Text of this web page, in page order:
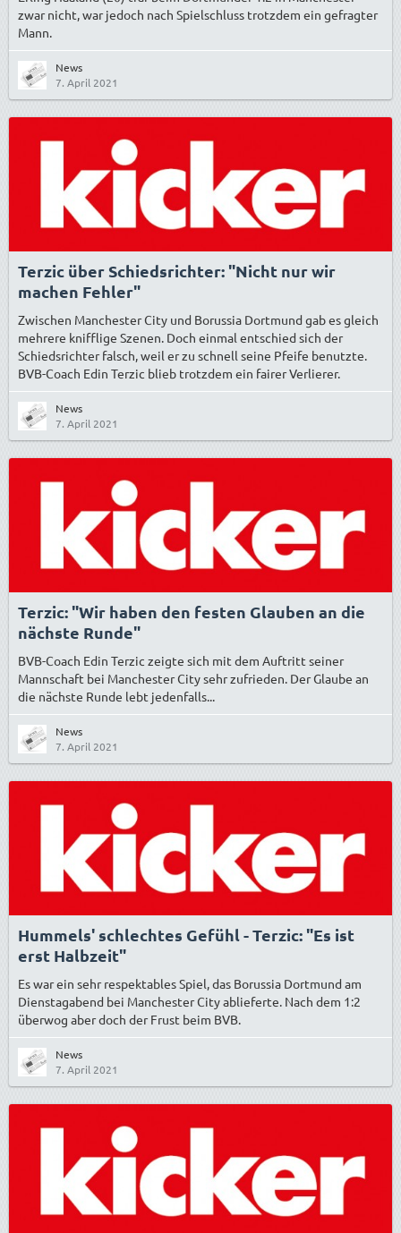
zwar nicht, war jedoch nach Spielschluss trotzdem ein gefragter
Mann.
News
7. April 2021
Terzic über Schiedsrichter: "Nicht nur wir
machen Fehler"
Zwischen Manchester City und Borussia Dortmund gab es gleich
mehrere knifflige Szenen. Doch einmal entschied sich der
Schiedsrichter falsch, weil er zu schnell seine Pfeife benutzte.
BVB-Coach Edin Terzic blieb trotzdem ein fairer Verlierer.
News
7. April 2021
Terzic: "Wir haben den festen Glauben an die
nächste Runde"
BVB-Coach Edin Terzic zeigte sich mit dem Auftritt seiner
Mannschaft bei Manchester City sehr zufrieden. Der Glaube an
die nächste Runde lebt jedenfalls...
News
7. April 2021
Hummels' schlechtes Gefühl - Terzic: "Es ist
erst Halbzeit"
Es war ein sehr respektables Spiel, das Borussia Dortmund am
Dienstagabend bei Manchester City ablieferte. Nach dem 1:2
überwog aber doch der Frust beim BVB.
News
7. April 2021